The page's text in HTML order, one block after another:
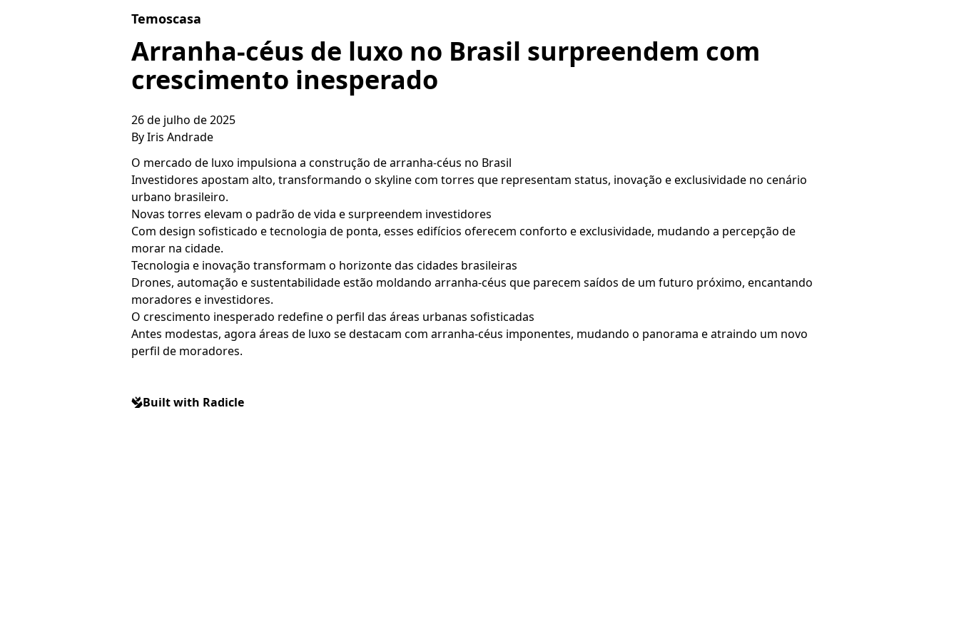
Temoscasa
Arranha-céus de luxo no Brasil surpreendem com
crescimento inesperado
26 de julho de 2025
ByIris Andrade
O mercado de luxo impulsiona a construção de arranha-céus no Brasil
Investidores apostam alto, transformando o skyline com torres que representam status, inovação e exclusividade no cenário
urbano brasileiro.
Novas torres elevam o padrão de vida e surpreendem investidores
Com design sofisticado e tecnologia de ponta, esses edifícios oferecem conforto e exclusividade, mudando a percepção de
morar na cidade.
Tecnologia e inovação transformam o horizonte das cidades brasileiras
Drones, automação e sustentabilidade estão moldando arranha-céus que parecem saídos de um futuro próximo, encantando
moradores e investidores.
O crescimento inesperado redefine o perfil das áreas urbanas sofisticadas
Antes modestas, agora áreas de luxo se destacam com arranha-céus imponentes, mudando o panorama e atraindo um novo
perfil de moradores.
Built with Radicle